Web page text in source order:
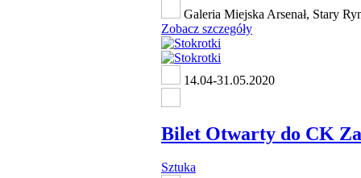
Galeria Miejska Arsenał, Stary
Zobacz szczegóły
14.04-31.05.2020
Bilet Otwarty do CK
Sztuka